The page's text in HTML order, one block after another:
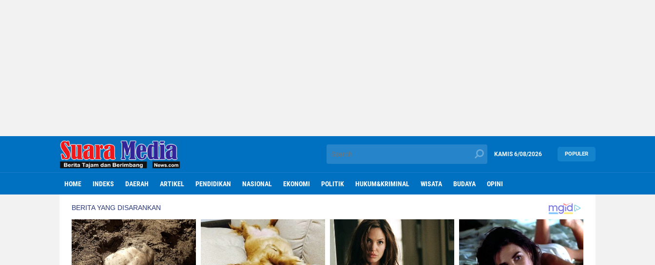
KAMIS 6/08/2026 POPULER
HOME INDEKS DAERAH ARTIKEL PENDIDIKAN NASIONAL EKONOMI POLITIK HUKUM&KRIMINAL WISATA BUDAYA OPINI